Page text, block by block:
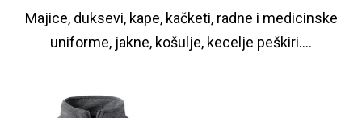
Majice, duksevi, kape, kačketi, radne i medicinske
uniforme, jakne, košulje, kecelje peškiri....